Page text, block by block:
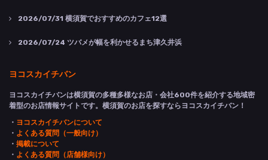
2026/07/31 横須賀でおすすめのカフェ12選
2026/07/24 ツバメが幅を利かせるまち津久井浜
ヨコスカイチバン
ヨコスカイチバンは横須賀の多種多様なお店・会社600件を紹介する地域密
着型のお店情報サイトです。横須賀のお店を探すならヨコスカイチバン！
・ ヨコスカイチバンについて
・ よくある質問（一般向け）
・ 掲載について
・ よくある質問（店舗様向け）